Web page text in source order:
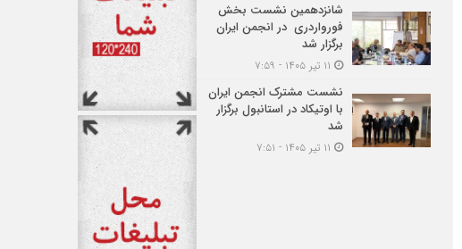
شانزدهمین نشست بخش
فورواردری در انجمن ایران
برگزار شد
نشست مشترک انجمن ایران
با اوتیکاد در استانبول برگزار
شد